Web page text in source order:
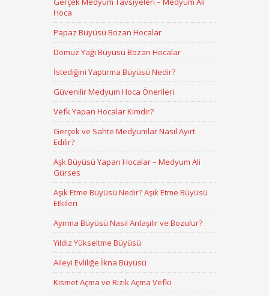
Hoca
Papaz Büyüsü Bozan Hocalar
Domuz Yağı Büyüsü Bozan Hocalar
İstediğini Yaptırma Büyüsü Nedir?
Güvenilir Medyum Hoca Önerileri
Vefk Yapan Hocalar Kimdir?
Gerçek ve Sahte Medyumlar Nasıl Ayırt
Edilir?
Aşk Büyüsü Yapan Hocalar – Medyum Ali
Gürses
Aşık Etme Büyüsü Nedir? Aşık Etme Büyüsü
Etkileri
Ayırma Büyüsü Nasıl Anlaşılır ve Bozulur?
Yıldız Yükseltme Büyüsü
Aileyi Evliliğe İkna Büyüsü
Kısmet Açma ve Rızık Açma Vefki